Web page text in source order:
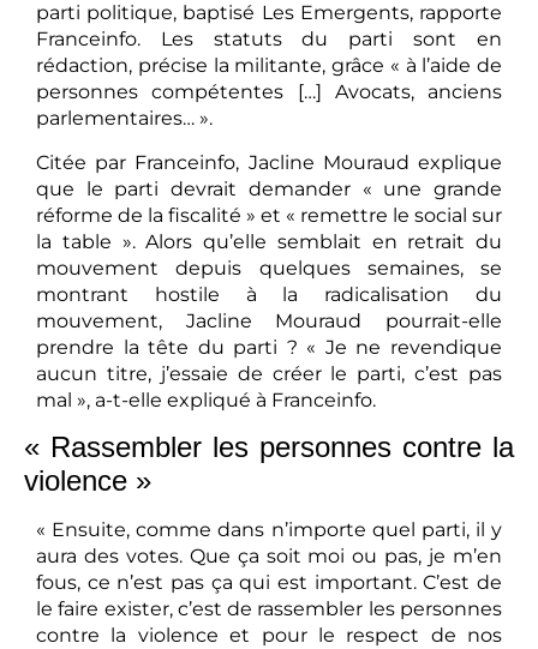
parti politique, baptisé Les Emergents, rapporte
Franceinfo. Les statuts du parti sont en
rédaction, précise la militante, grâce « à l’aide de
personnes compétentes […] Avocats, anciens
parlementaires… ».
Citée par Franceinfo, Jacline Mouraud explique
que le parti devrait demander « une grande
réforme de la fiscalité » et « remettre le social sur
la table ». Alors qu’elle semblait en retrait du
mouvement depuis quelques semaines, se
montrant hostile à la radicalisation du
mouvement, Jacline Mouraud pourrait-elle
prendre la tête du parti ? « Je ne revendique
aucun titre, j’essaie de créer le parti, c’est pas
mal », a-t-elle expliqué à Franceinfo.
« Rassembler les personnes contre la
violence »
« Ensuite, comme dans n’importe quel parti, il y
aura des votes. Que ça soit moi ou pas, je m’en
fous, ce n’est pas ça qui est important. C’est de
le faire exister, c’est de rassembler les personnes
contre la violence et pour le respect de nos